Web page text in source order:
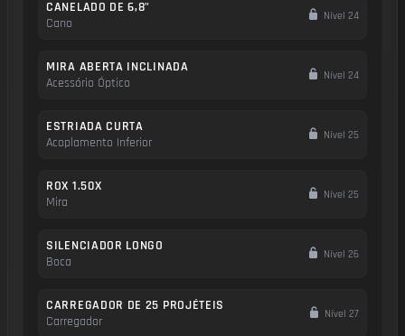
CANELADO DE 6,8"
Cano
Nível 24
MIRA ABERTA INCLINADA
Acessório Óptico
Nível 24
ESTRIADA CURTA
Acoplamento Inferior
Nível 25
ROX 1.50X
Mira
Nível 25
SILENCIADOR LONGO
Boca
Nível 26
CARREGADOR DE 25 PROJÉTEIS
Carregador
Nível 27